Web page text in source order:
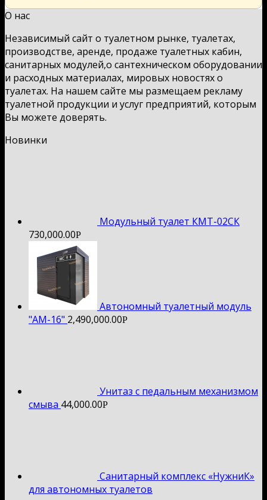
О нас
Независимый сайт о туалетном рынке, туалетах,
производстве, аренде, продаже туалетных кабин,
санитарных модулей,о сантехническом оборудовании
и расходных материалах, мировых новостях о
туалетах. На нашем сайте мы размещаем рекламу
туалетной продукции и услуг предприятий, которым
Вы можете доверять.
Новинки
Модульный туалет КМТ-02СК
730,000.00Р
Автономный туалетный модуль
"АМ-16" 2,490,000.00Р
Унитаз с педальным механизмом
смыва 44,000.00Р
Санитарный комплекс «НужниК»
для автономных туалетов